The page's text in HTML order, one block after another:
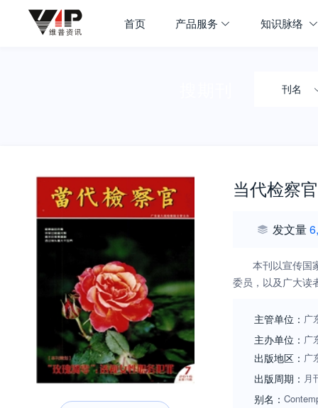
首页 产品服务 知识脉络
刊名
当代检察官
发文量
本刊以宣传国
委员，以及广大读
主管单位： 广
主办单位： 广
出版地区： 广
出版周期： 月
别名：